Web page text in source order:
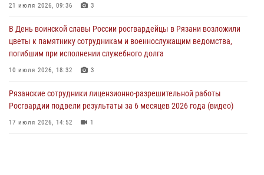
подразделений за первое полугодие 2026 года
16 июля 2026, 11:36 2
21 июля 2026, 09:36 3
В День воинской славы России росгвардейцы в Рязани возложили
цветы к памятнику сотрудникам и военнослужащим ведомства,
погибшим при исполнении служебного долга
10 июля 2026, 18:32 3
Рязанские сотрудники лицензионно-разрешительной работы
Росгвардии подвели результаты за 6 месяцев 2026 года (видео)
17 июля 2026, 14:52 1